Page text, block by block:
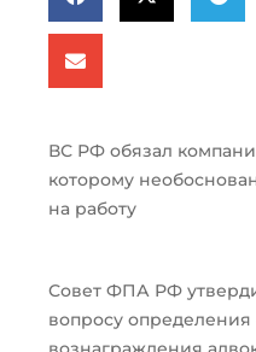
ВС РФ обязал
которому
на работу
Совет ФПА РФ
вопросу